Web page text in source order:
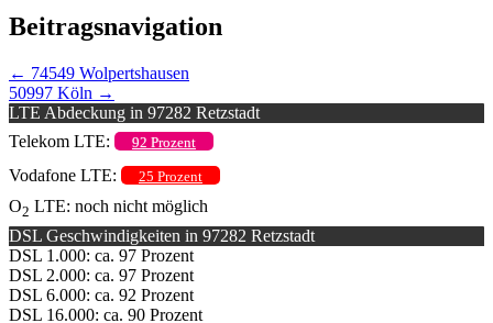
Beitragsnavigation
← 74549 Wolpertshausen
50997 Köln →
LTE Abdeckung in 97282 Retzstadt
Telekom LTE:
92 Prozent
Vodafone LTE: 25 Prozent
O2 LTE: noch nicht möglich
DSL Geschwindigkeiten in 97282 Retzstadt
DSL 1.000: ca. 97 Prozent
DSL 2.000: ca. 97 Prozent
DSL 6.000: ca. 92 Prozent
DSL 16.000: ca. 90 Prozent